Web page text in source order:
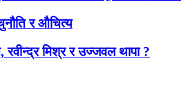
र औचित्य
रवीन्द्र मिश्र र उज्जवल थापा ?